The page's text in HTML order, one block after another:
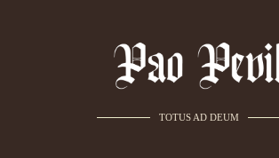
TOTUS AD DEUM